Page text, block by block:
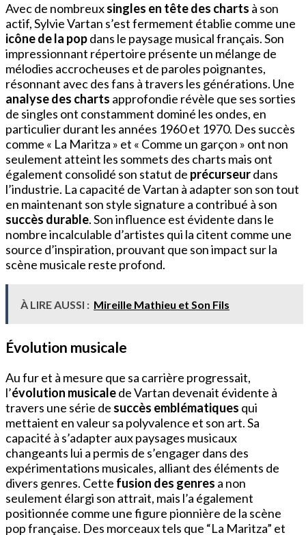
Avec de nombreuxsingles en tête des charts à son
actif, Sylvie Vartan s’est fermement établie comme une
icône de la popdans le paysage musical français. Son
impressionnant répertoire présente un mélange de
mélodies accrocheuses et de paroles poignantes,
résonnant avec des fans à travers les générations. Une
analyse des charts approfondie révèle que ses sorties
de singles ont constamment dominé les ondes, en
particulier durant les années 1960 et 1970. Des succès
comme « La Maritza » et « Comme un garçon » ont non
seulement atteint les sommets des charts mais ont
également consolidé son statut de précurseurdans
l’industrie. La capacité de Vartan à adapter son son tout
en maintenant son style signature a contribué à son
succès durable. Son influence est évidente dans le
nombre incalculable d’artistes qui la citent comme une
source d’inspiration, prouvant que son impact sur la
scène musicale reste profond.
À LIRE AUSSI : Mireille Mathieu et Son Fils
Évolution musicale
Au fur et à mesure que sa carrière progressait,
l’évolution musicalede Vartan devenait évidente à
travers une série de succès emblématiques qui
mettaient en valeur sa polyvalence et son art. Sa
capacité à s’adapter aux paysages musicaux
changeants lui a permis de s’engager dans des
expérimentations musicales, alliant des éléments de
divers genres. Cette fusion des genres a non
seulement élargi son attrait, mais l’a également
positionnée comme une figure pionnière de la scène
pop française. Des morceaux tels que “La Maritza” et